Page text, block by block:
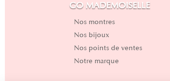
GO MADEMOISELLE
Nos montres
Nos bijoux
Nos points de ventes
Notre marque